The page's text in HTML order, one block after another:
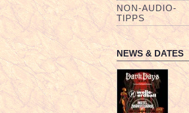
NON-AUDIO-
TIPPS
NEWS & DATES